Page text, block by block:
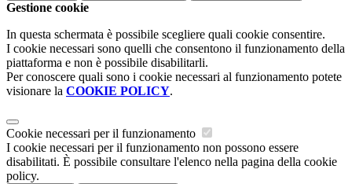
Gestione cookie
In questa schermata è possibile scegliere quali cookie consentire.
I cookie necessari sono quelli che consentono il funzionamento della
piattaforma e non è possibile disabilitarli.
Per conoscere quali sono i cookie necessari al funzionamento potete
visionare la COOKIE POLICY.
Cookie necessari per il funzionamento
I cookie necessari per il funzionamento non possono essere
disabilitati. È possibile consultare l'elenco nella pagina della cookie
policy.